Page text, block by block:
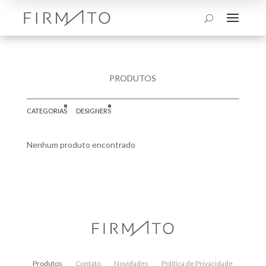
U a
PRODUTOS
CATEGORIAS DESIGNERS
Nenhum produto encontrado
Produtos Contato Novidades
Política de Privacidade